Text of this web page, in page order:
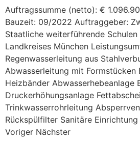
Auftragssumme (netto): €
Bauzeit: 09/2022 Auftraggeber:
Staatliche weiterführende Schulen
Landkreises München
Regenwasserleitung aus
Abwasserleitung mit Formstücken
Heizbänder Abwasserhebeanlage
Druckerhöhungsanlage
Trinkwasserrohrleitung
Rückspülfilter Sanitäre
Voriger Nächster